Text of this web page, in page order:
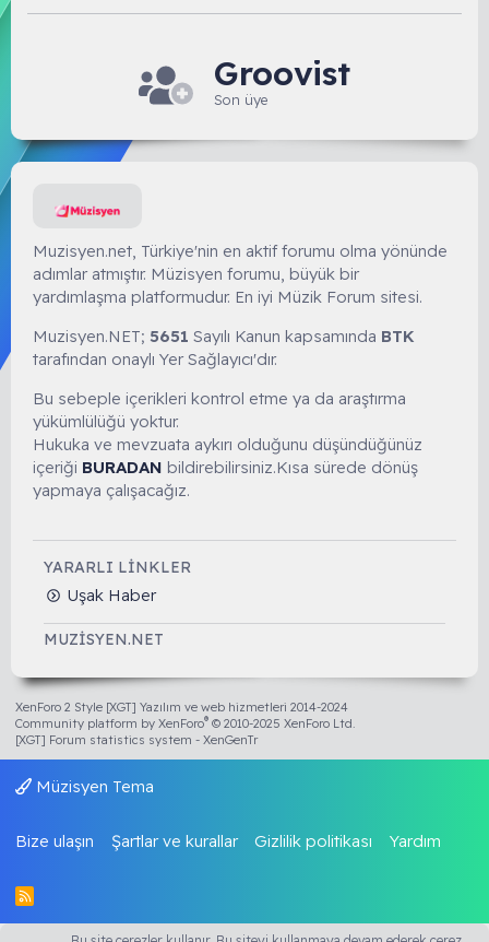
Groovist
Son üye
Muzisyen.net, Türkiye'nin en aktif forumu olma yönünde
adımlar atmıştır. Müzisyen forumu, büyük bir
yardımlaşma platformudur. En iyi Müzik Forum sitesi.
Muzisyen.NET; 5651 Sayılı Kanun kapsamında BTK
tarafından onaylı Yer Sağlayıcı'dır.
Bu sebeple içerikleri kontrol etme ya da araştırma
yükümlülüğü yoktur.
Hukuka ve mevzuata aykırı olduğunu düşündüğünüz
içeriği BURADAN bildirebilirsiniz.Kısa sürede dönüş
yapmaya çalışacağız.
YARARLI LINKLER
Uşak Haber
MUZISYEN.NET
XenForo 2 Style [XGT] Yazılım ve web hizmetleri 2014-2024
Community platform by XenForo® © 2010-2025 XenForo Ltd.
[XGT] Forum statistics system - XenGenTr
Müzisyen Tema
Bize ulaşın Şartlar ve kurallar Gizlilik politikası Yardım
R